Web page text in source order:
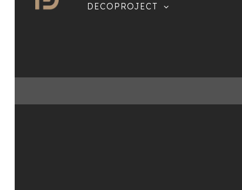
DECOPROJECT